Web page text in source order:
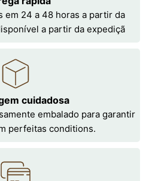
em 24 a 48 horas a partir da
a partir da expediçã
cuidadosa
embalado para garantir
perfeitas conditions.